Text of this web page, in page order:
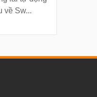
về Sw...